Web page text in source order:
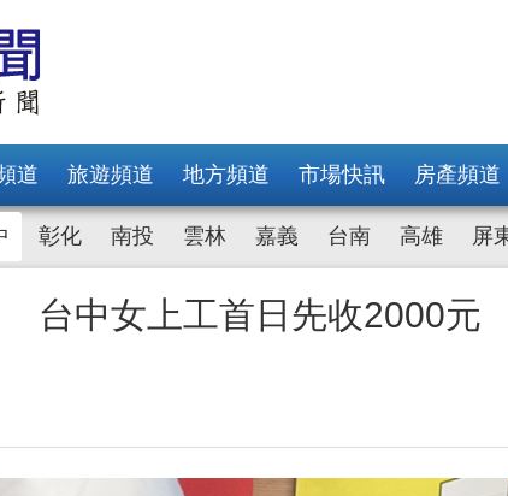
道 旅遊頻道 地方頻道 市場快訊 房產頻道
彰化 南投 雲林 嘉義 台南 高雄 屏
台中女上工首日先收2000